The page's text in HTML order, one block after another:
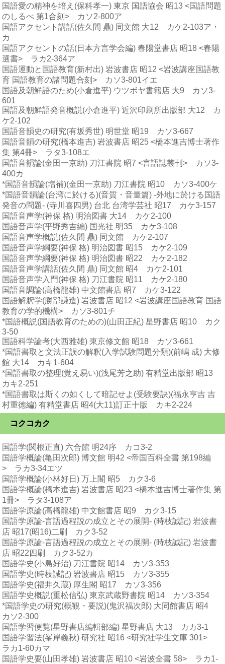
国語愛の精神を培え(保科孝一) 東京 国語協会 昭13 <国語問題
のしるべ 第1合刻> カソ2-800ア
国語アクセント講話(佐久間 鼎) 同文館 大12 カケ2-103ア・
カ
国語アクセントの話(日本方言学会編) 春陽堂書店 昭18 <春陽
選書> ラカ2-364ア
国語運動と国語教育(新村出) 岩波書店 昭12 <岩波講座国語教
育 国語教育の諸問題合刻> カソ3-801イエ
国語及朝鮮語のため(小倉進平) ウツボヤ書籍店 大9 カソ3-
601
国語及朝鮮語発音概説(小倉進平) 近沢印刷所出版部 大12 カ
ケ2-102
国語音韻史の研究(有坂秀世) 明世堂 昭19 カソ3-667
国語音韻の研究(橋本進吉) 岩波書店 昭25 <橋本進吉博士著作
集 第4冊> ラタ3-108エ
国語音韻論(金田一京助) 刀江書院 昭7 <言語誌叢刊> カソ3-
400カ
*国語音韻論(増補)(金田一京助) 刀江書院 昭10 カソ3-400ケ
*国語音韻論(台湾に於ける)(音質・音量篇) -外地に於ける国語
発音の問題- (寺川喜四男) 台北 台湾学芸社 昭17 カケ3-157
国語音声学(神保 格) 明治図書 大14 カケ2-100
国語音声学(平野秀吉編) 国光社 明35 カケ3-108
国語音声学概説(佐久間 鼎) 同文館 カケ2-107
国語音声学綱要(神保 格) 明治図書 昭15 カケ2-109
国語音声学綱要(神保 格) 明治図書 昭22 カケ2-182
国語音声学講話(佐久間 鼎) 同文館 昭4 カケ2-101
国語音声学入門(神保 格) 刀江書院 昭11 カケ2-180
国語音調論(高橋龍雄) 中文館書店 昭7 カケ3-122
国語解釈学(勝部謙造) 岩波書店 昭12 <岩波講座国語教育 国語
教育の学的機構> カソ3-801チ
*国語概説(国語教育のための)(山田正紀) 星野書店 昭10 カク
3-50
国語科学論考(大西雅雄) 東京修文館 昭18 カソ3-661
*国語書取と文法正誤の解釈(入学試験問題分類)(前嶋 成) 大修
館 大14 カキ1-604
*国語書取の整理(覚え易い)(浅尾芳之助) 有精堂出版部 昭13
カキ2-251
*国語書取は斯くの如くして暗記せよ(受験要訣)(福永亨吉 吉
村重徳編) 有精堂書店 昭4(大11)訂正十版 カキ2-224
コクコカク
国語学(関根正直) 六合館 明24序 カコ3-2
国語学概論(亀田次郎) 博文館 明42 <帝国百科全書 第198編
> ラカ3-34エツ
国語学概論(小林好日) 万上閣 昭5 カク3-6
国語学概論(橋本進吉) 岩波書店 昭23 <橋本進吉博士著作集 第
1冊> ラタ3-108ア
国語学原論(高橋龍雄) 中文館書店 昭9 カク3-15
国語学原論-言語過程説の成立とその展開- (時枝誠記) 岩波書
店 昭17(昭16)二刷 カク3-52
国語学原論-言語過程説の成立とその展開- (時枝誠記) 岩波書
店 昭22四刷 カク3-52カ
国語学史(小島好治) 刀江書院 昭14 カソ3-353
国語学史(時枝誠記) 岩波書店 昭15 カソ3-355
国語学史(福井久蔵) 厚生閣 昭17 カソ3-356
国語学史概説(重松信弘) 東京武蔵野書院 昭14 カソ3-354
*国語学史の研究(概観・要説)(鬼沢福次郎) 大同館書店 昭4
カソ2-300
国語学習便覧(星野書店編輯部編) 星野書店 大13 カカ3-1
国語学習法(峯岸義秋) 研究社 昭16 <研究社学生文庫 301>
ラカ1-60カマ
国語学史要(山田孝雄) 岩波書店 昭10 <岩波全書 58> ラカ1-